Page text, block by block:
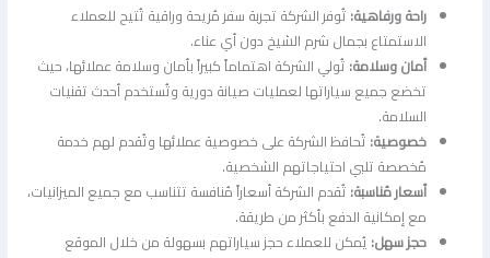
راحة ورفاهية:تُوفر الشركة تجربة سفر مُريحة وراقية تُتيح للعملاء
الاستمتاع بجمال شرم الشيخ دون أي عناء.
أمان وسلامة:تُولي الشركة اهتماماً كبيراً بأمان وسلامة عملائها، حيث
تخضع جميع سياراتها لعمليات صيانة دورية وتُستخدم أحدث تقنيات
السلامة.
خصوصية:تُحافظ الشركة على خصوصية عملائها وتُقدم لهم خدمة
مُخصصة تلبي احتياجاتهم الشخصية.
أسعار مُناسبة:تُقدم الشركة أسعاراً مُنافسة تتناسب مع جميع الميزانيات،
مع إمكانية الدفع بأكثر من طريقة.
حجز سهل:يُمكن للعملاء حجز سياراتهم بسهولة من خلال الموقع